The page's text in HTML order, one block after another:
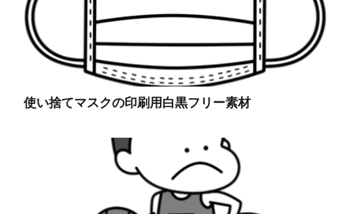
使い捨てマスクの印刷用白黒フリー素材